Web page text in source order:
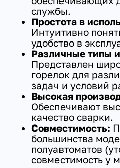
службы.
Простота в
Интуитивно
удобство в
Различные типы
Представлен
горелок для
задач и условий
Высокая
Обеспечивают
качество сварки.
Совместимость:
большинства
полуавтоматов
совместимость у